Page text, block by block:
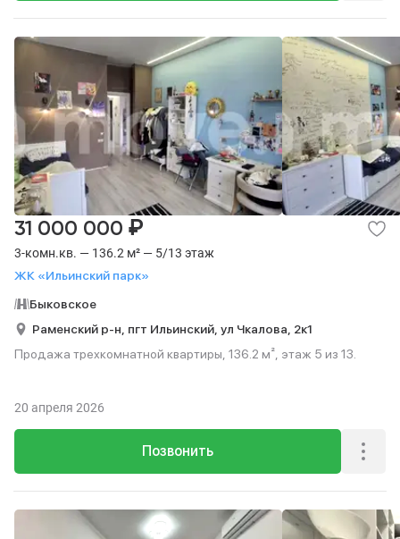
3-комн.кв. — 136.2 м² — 5/13 этаж
ЖК «Ильинский парк»
31 000 000 ₽
Быковское
Раменский р-н, пгт Ильинский, ул Чкалова, 2к1
Продажа трехкомнатной квартиры, 136.2 м², этаж 5 из 13.
Позвонить
20 апреля 2026